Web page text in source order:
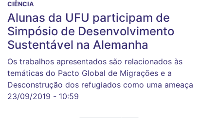
CIÊNCIA
Alunas da UFU participam de
Simpósio de Desenvolvimento
Sustentável na Alemanha
Os trabalhos apresentados são relacionados às
temáticas do Pacto Global de Migrações e a
Desconstrução dos refugiados como uma ameaça
23/09/2019 - 10:59